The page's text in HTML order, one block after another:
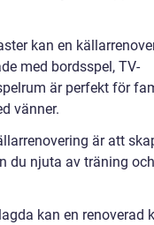
kan en
med bordsspel, TV-
är perfekt för
vänner.
är att
du njuta av träning
kan en renoverad